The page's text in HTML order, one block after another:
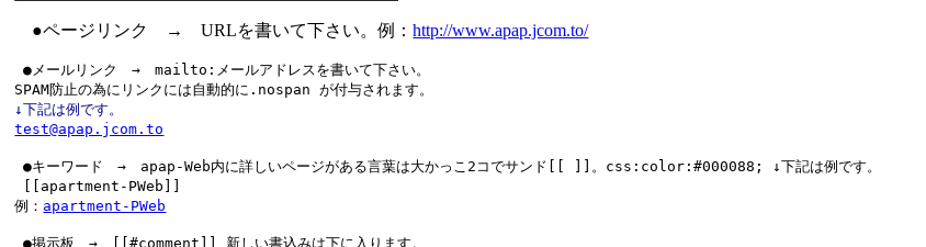
●ページリンク → URLを書いて下さい。例：http://www.apap.jcom.to/
●メールリンク　→　mailto:メールアドレスを書いて下さい。
↓下記は例です。
test@apap.jcom.to
●キーワード　→　apap-Web内に詳しいページがある言葉は大かっこ2コでサンド[[ ]]。css:color:#000088; ↓下記は例です。
[[apartment-PWeb]]
例： apartment-PWeb